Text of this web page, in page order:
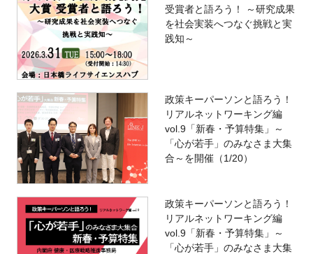
受賞者と語ろう！ ～研究成果
を社会実装へつなぐ挑戦と実
践知～
政策キーパーソンと語ろう！
リアルネットワーキング編
vol.9「新春・予算特集」～
「心が若手」のみなさま大集
合～を開催（1/20）
政策キーパーソンと語ろう！
リアルネットワーキング編
vol.9「新春・予算特集」～
「心が若手」のみなさま大集